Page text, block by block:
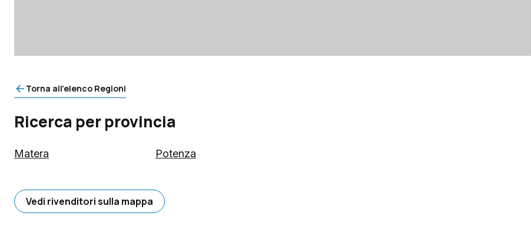
Torna all'elenco Regioni
Ricerca per provincia
Matera Potenza
Vedi rivenditori sulla mappa